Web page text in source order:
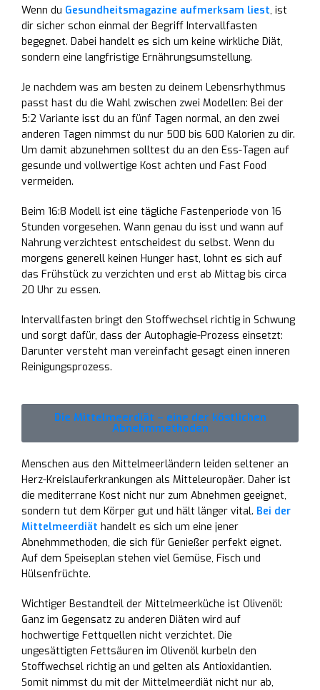
Wenn du Gesundheitsmagazine aufmerksam liest, ist
dir sicher schon einmal der Begriff Intervallfasten
begegnet. Dabei handelt es sich um keine wirkliche Diät,
sondern eine langfristige Ernährungsumstellung.
Je nachdem was am besten zu deinem Lebensrhythmus
passt hast du die Wahl zwischen zwei Modellen: Bei der
5:2 Variante isst du an fünf Tagen normal, an den zwei
anderen Tagen nimmst du nur 500 bis 600 Kalorien zu dir.
Um damit abzunehmen solltest du an den Ess-Tagen auf
gesunde und vollwertige Kost achten und Fast Food
vermeiden.
Beim 16:8 Modell ist eine tägliche Fastenperiode von 16
Stunden vorgesehen. Wann genau du isst und wann auf
Nahrung verzichtest entscheidest du selbst. Wenn du
morgens generell keinen Hunger hast, lohnt es sich auf
das Frühstück zu verzichten und erst ab Mittag bis circa
20 Uhr zu essen.
Intervallfasten bringt den Stoffwechsel richtig in Schwung
und sorgt dafür, dass der Autophagie-Prozess einsetzt:
Darunter versteht man vereinfacht gesagt einen inneren
Reinigungsprozess.
Die Mittelmeerdiät – eine der köstlichen
Abnehmmethoden
Menschen aus den Mittelmeerländern leiden seltener an
Herz-Kreislauferkrankungen als Mitteleuropäer. Daher ist
die mediterrane Kost nicht nur zum Abnehmen geeignet,
sondern tut dem Körper gut und hält länger vital. Bei der
Mittelmeerdiät handelt es sich um eine jener
Abnehmmethoden, die sich für Genießer perfekt eignet.
Auf dem Speiseplan stehen viel Gemüse, Fisch und
Hülsenfrüchte.
Wichtiger Bestandteil der Mittelmeerküche ist Olivenöl:
Ganz im Gegensatz zu anderen Diäten wird auf
hochwertige Fettquellen nicht verzichtet. Die
ungesättigten Fettsäuren im Olivenöl kurbeln den
Stoffwechsel richtig an und gelten als Antioxidantien.
Somit nimmst du mit der Mittelmeerdiät nicht nur ab,